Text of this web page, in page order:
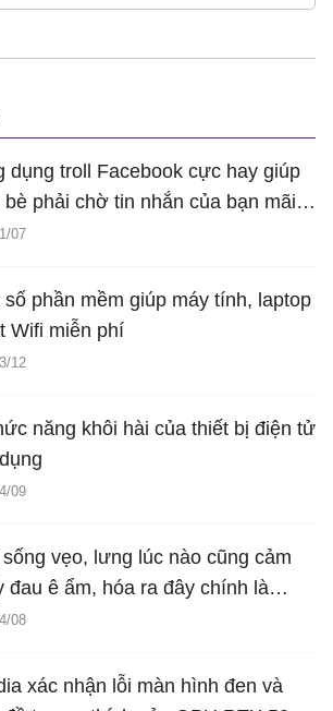
dụng troll Facebook cực hay giúp
bè phải chờ tin nhắn của bạn mãi
07
số phần mềm giúp máy tính, laptop
Wifi miễn phí
12
năng khôi hài của thiết bị điện tử
09
sống vẹo, lưng lúc nào cũng cảm
đau ê ẩm, hóa ra đây chính là
nhân
08
xác nhận lỗi màn hình đen và